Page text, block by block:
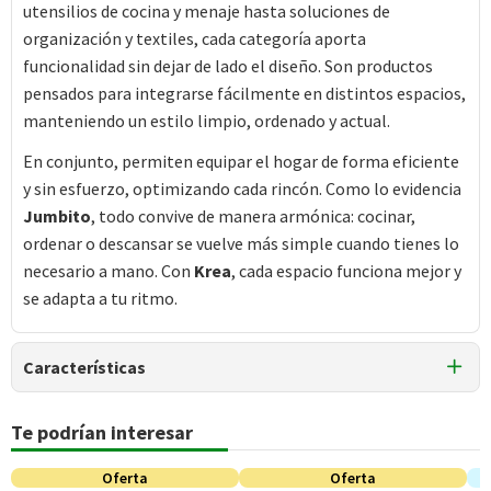
utensilios de cocina y menaje hasta soluciones de
organización y textiles, cada categoría aporta
funcionalidad sin dejar de lado el diseño. Son productos
pensados para integrarse fácilmente en distintos espacios,
manteniendo un estilo limpio, ordenado y actual.
En conjunto, permiten equipar el hogar de forma eficiente
y sin esfuerzo, optimizando cada rincón. Como lo evidencia
Jumbito, todo convive de manera armónica: cocinar,
ordenar o descansar se vuelve más simple cuando tienes lo
necesario a mano. Con Krea, cada espacio funciona mejor y
se adapta a tu ritmo.
Características
Tipo de Producto
Velas
Colección
Te podrían interesar
Oferta Oferta